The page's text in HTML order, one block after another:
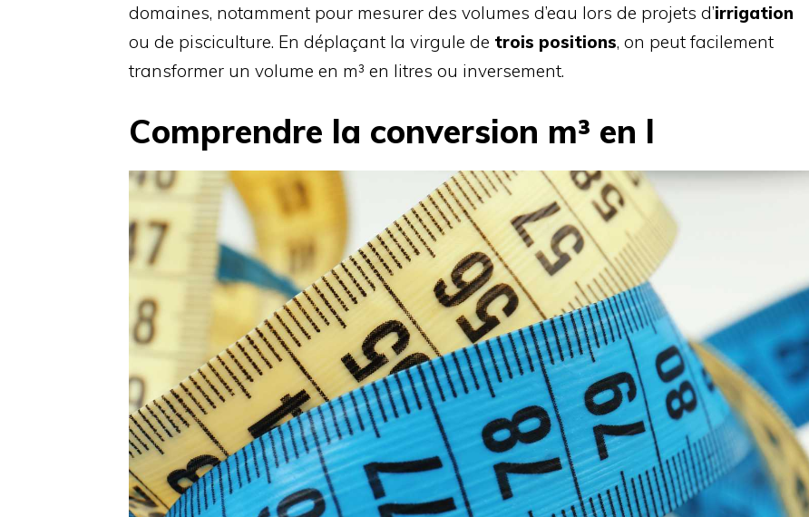
domaines, notamment pour mesurer des volumes d’eau lors de projets d’irrigation
ou de pisciculture. En déplaçant la virgule de trois positions, on peut facilement
transformer un volume en m³ en litres ou inversement.
Comprendre la conversion m³ en l